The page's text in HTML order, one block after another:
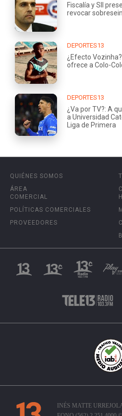
Fiscalía y SII
revocar
DEPORTES13
¿Efecto
ofrece a Colo-
DEPORTES13
¿Va por TV?: A
a Universidad
Liga de Primera
QUIÉNES SOMOS
ÁREA
COMERCIAL
POLÍTICAS COMERCIALES
PROVEEDORES
INÉS MATTE